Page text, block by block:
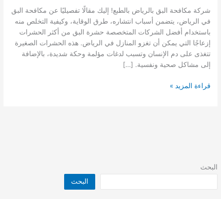
البحث
البحث
شركة مكافحة البق بالرياض بالطبع! إليك مقالًا تفصيليًا عن مكافحة البق
في الرياض، يتضمن أسباب انتشاره، طرق الوقاية، وكيفية التخلص منه
باستخدام أفضل الشركات المتخصصة حشرة البق من أكثر الحشرات
إزعاجًا التي يمكن أن تغزو المنازل في الرياض. هذه الحشرات الصغيرة
تتغذى على دم الإنسان وتسبب لدغات مؤلمة وحكة شديدة، بالإضافة
إلى مشاكل صحية ونفسية. […]
شركة
قراءة المزيد »